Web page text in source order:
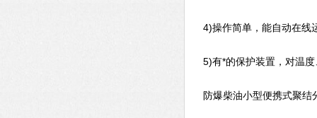
4)操作简单，能自动在线
5)有*的保护装置，对温度
防爆柴油小型便携式聚结